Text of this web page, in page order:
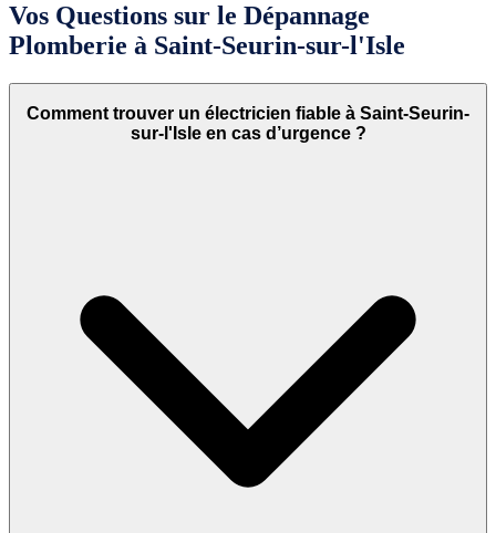
Vos Questions sur le Dépannage
Plomberie à Saint-Seurin-sur-l'Isle
Comment trouver un électricien fiable à Saint-Seurin-
sur-l'Isle en cas d’urgence ?